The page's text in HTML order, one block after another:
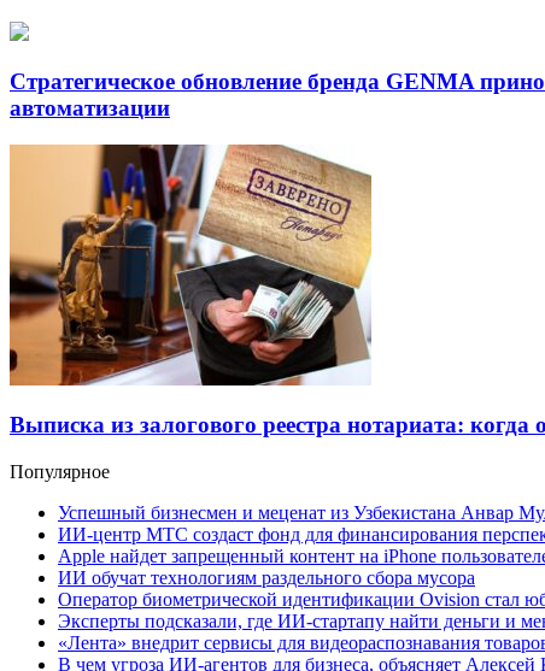
Стратегическое обновление бренда GENMA
автоматизации
Выписка из залогового реестра нотариата: когда
Популярное
Успешный бизнесмен и меценат из Узбекистана Анвар
ИИ-центр МТС создаст фонд для финансирования
Apple найдет запрещенный контент на iPhone
ИИ обучат технологиям раздельного сбора мусора
Оператор биометрической идентификации Ovision стал
Эксперты подсказали, где ИИ-стартапу найти деньги и
«Лента» внедрит сервисы для видеораспознавания
В чем угроза ИИ-агентов для бизнеса, объясняет Алексей